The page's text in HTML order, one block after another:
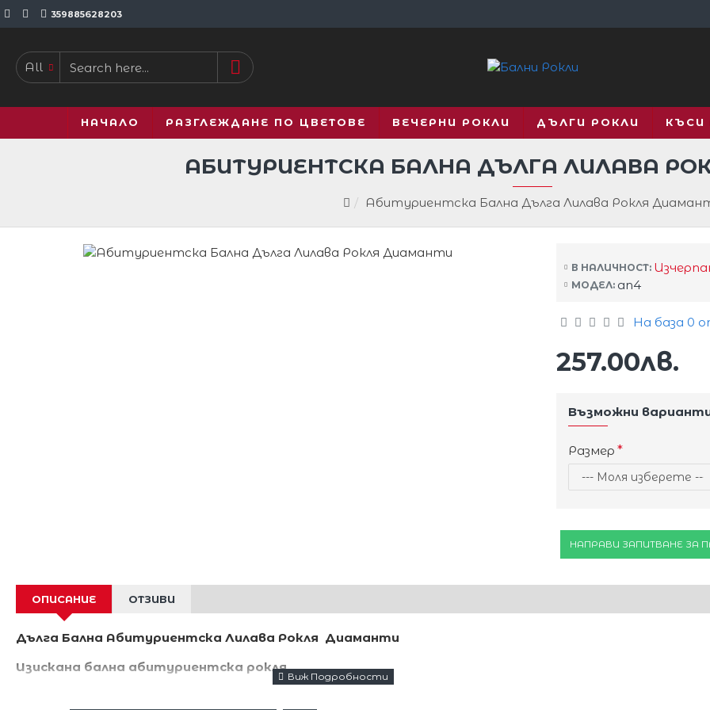
359885628203
All
НАЧАЛО РАЗГЛЕЖДАНЕ ПО ЦВЕТОВЕ ВЕЧЕРНИ РОКЛИ ДЪЛГИ РОКЛИ КЪСИ
Абитуриентска Бална Дълга Лилава Рокля
АБИТУРИЕНТСКА БАЛНА ДЪЛГА ЛИЛАВА
В НАЛИЧНОСТ:
МОДЕЛ: an4
На база 0
257.00лв.
Възможни
Размер
НАПРАВИ ЗАПИТВАНЕ ЗА
ОПИСАНИЕ ОТЗИВИ
Дълга Бална Абитуриентска Лилава Рокля Диаманти
Изискана бална абитуриентска рокля.